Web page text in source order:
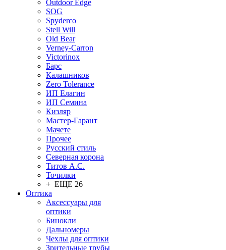
Outdoor Edge
SOG
Spyderco
Stell Will
Old Bear
Verney-Carron
Victorinox
Барс
Калашников
Zero Tolerance
ИП Елагин
ИП Семина
Кизляр
Мастер-Гарант
Мачете
Прочее
Русский стиль
Северная корона
Титов А.С.
Точилки
+ ЕЩЕ 26
Оптика
Аксессуары для
оптики
Бинокли
Дальномеры
Чехлы для оптики
Зрительные трубы